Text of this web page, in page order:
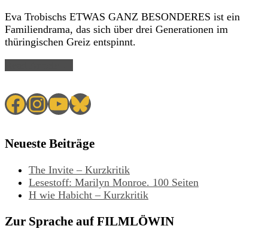
Eva Trobischs ETWAS GANZ BESONDERES ist ein
Familiendrama, das sich über drei Generationen im
thüringischen Greiz entspinnt.
Facebook
Instagram
YouTube
Bluesky
Neueste Beiträge
The Invite – Kurzkritik
Lesestoff: Marilyn Monroe. 100 Seiten
H wie Habicht – Kurzkritik
Zur Sprache auf FILMLÖWIN